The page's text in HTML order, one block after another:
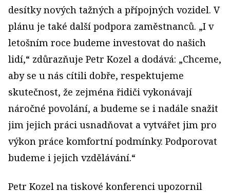
desítky nových tažných a přípojných vozidel. V
plánu je také další podpora zaměstnanců. „I v
letošním roce budeme investovat do našich
lidí,“ zdůrazňuje Petr Kozel a dodává: „Chceme,
aby se u nás cítili dobře, respektujeme
skutečnost, že zejména řidiči vykonávají
náročné povolání, a budeme se i nadále snažit
jim jejich práci usnadňovat a vytvářet jim pro
výkon práce komfortní podmínky. Podporovat
budeme i jejich vzdělávání.“
Petr Kozel na tiskové konferenci upozornil